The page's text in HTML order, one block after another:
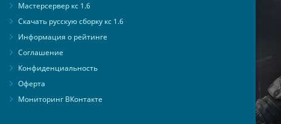
Мастерсервер кс 1.6
Скачать русскую сборку кс 1.6
Информация о рейтинге
Соглашение
Конфиденциальность
Оферта
Мониторинг ВКонтакте